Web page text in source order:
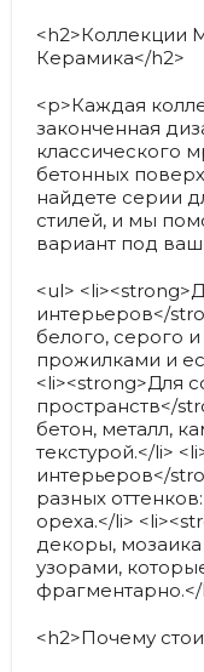
<h2>Коллекции
Керамика</h2>
<p>Каждая
законченная
классического
бетонных
найдете серии
стилей, и мы
вариант под
<ul>
интерьеров</
белого, серого
прожилками и
<li><strong>Для
пространств</
бетон, металл,
текстурой.</li>
интерьеров</
разных
ореха.</li>
декоры,
узорами,
фрагментарно.</
<h2>Почему